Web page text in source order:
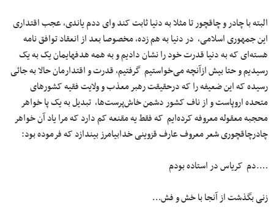
البته با چادر و چاقچور تا مثلا به دنیا ثابت کند وای ددم یاندی، عجب اقتداری
این جمهوری اسلامی، در دنیا به هم زده، مخصوصا بعد از انعقاد توافق نامه
هسته‌ای که به دنیا قدرت خود را نشان دادیم و به همه هدفهایمان یک به یک
رسیدیم و حتا بیش ازآنچه می‌خواستیم گرفتیم، قدرت و اقتدارمان حالا به جائی
رسیده که این ضعیفه را که درحقیقت رهبر معذب و ولایت فقیه کشورهای
متحده اروپاست و از ناف کشور دشمن خاش‌پرست‌ها، تبدیل به یک پا خواهر
محجبه معقوله معروفه کرده‌ایم که فقط یه مقنعه کم دارد که مرا یاد آن خواهر
چادرچاقچوری شعر معروف عارف قزوینی خدابیامرز بیندازد که فرموده بود:
….دم کریاس در استاده بودم
زنی بگذشت از آنجا با خش و فش…